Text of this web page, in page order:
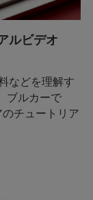
ルビデオ
などを理解す
ブルカーで
チュートリア